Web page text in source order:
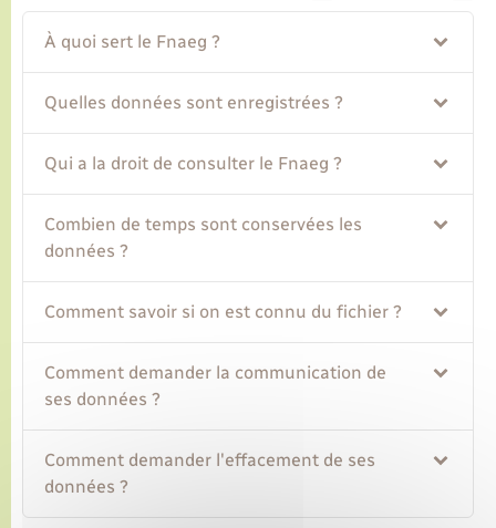
À quoi sert le Fnaeg ?
Quelles données sont enregistrées ?
Qui a la droit de consulter le Fnaeg ?
Combien de temps sont conservées les
données ?
Comment savoir si on est connu du fichier ?
Comment demander la communication de
ses données ?
Comment demander l'effacement de ses
données ?